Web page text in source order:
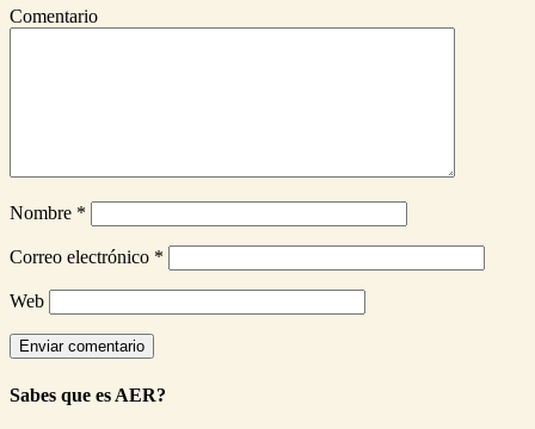
Comentario
Nombre *
Correo electrónico *
Web
Sabes que es AER?